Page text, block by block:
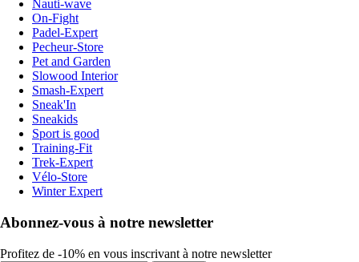
Nauti-wave
On-Fight
Padel-Expert
Pecheur-Store
Pet and Garden
Slowood Interior
Smash-Expert
Sneak'In
Sneakids
Sport is good
Training-Fit
Trek-Expert
Vélo-Store
Winter Expert
Abonnez-vous à notre newsletter
Profitez de -10% en vous inscrivant à notre newsletter